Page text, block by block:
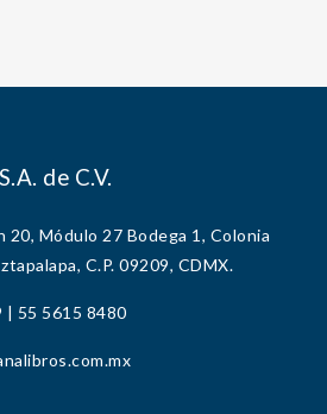
de C.V.
20, Módulo 27 Bodega 1, Colonia
C.P. 09209, CDMX.
| 55 5615 8480